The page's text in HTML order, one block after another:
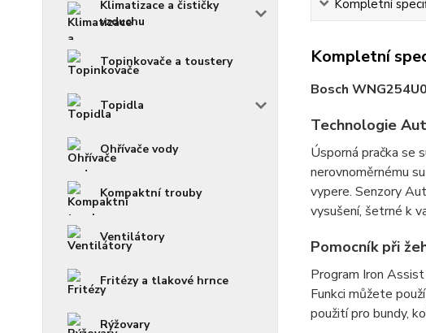
Klimatizace a čističky
vzduchu
Topinkovače a toustery
Topidla
Ohřívače vody
Kompaktní trouby
Ventilátory
Fritézy a tlakové hrnce
Rýžovary
Kompletní
Kompletní
Bosch
Technologie
Úsporná pračka se
nerovnoměrnému
vypere. Senzory
vysušení, šetrné k
Pomocník při
Program Iron
Funkci můžete
použití pro bundy,